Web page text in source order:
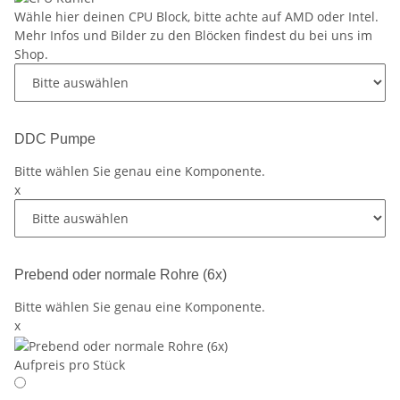
Wähle hier deinen CPU Block, bitte achte auf AMD oder Intel.
Mehr Infos und Bilder zu den Blöcken findest du bei uns im
Shop.
DDC Pumpe
Bitte wählen Sie genau eine Komponente.
x
Prebend oder normale Rohre (6x)
Bitte wählen Sie genau eine Komponente.
x
Aufpreis pro Stück